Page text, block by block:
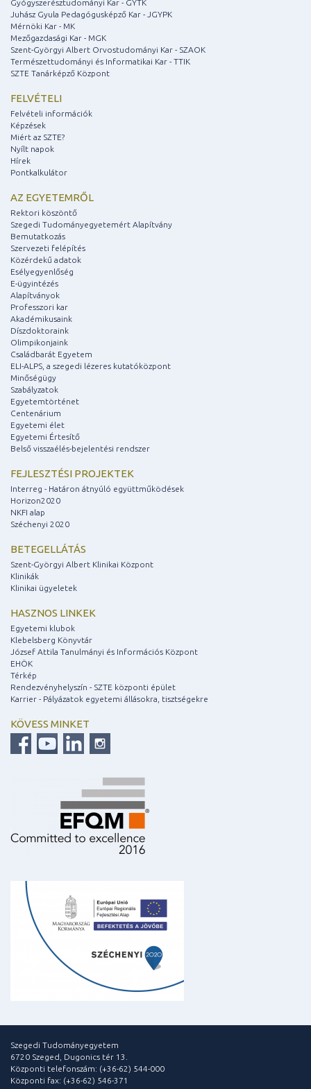
Gyógyszerésztudományi Kar - GYTK
Juhász Gyula Pedagógusképző Kar - JGYPK
Mérnöki Kar - MK
Mezőgazdasági Kar - MGK
Szent-Györgyi Albert Orvostudományi Kar - SZAOK
Természettudományi és Informatikai Kar - TTIK
SZTE Tanárképző Központ
FELVÉTELI
Felvételi információk
Képzések
Miért az SZTE?
Nyílt napok
Hírek
Pontkalkulátor
AZ EGYETEMRŐL
Rektori köszöntő
Szegedi Tudományegyetemért Alapítvány
Bemutatkozás
Szervezeti felépítés
Közérdekű adatok
Esélyegyenlőség
E-ügyintézés
Alapítványok
Professzori kar
Akadémikusaink
Díszdoktoraink
Olimpikonjaink
Családbarát Egyetem
ELI-ALPS, a szegedi lézeres kutatóközpont
Minőségügy
Szabályzatok
Egyetemtörténet
Centenárium
Egyetemi élet
Egyetemi Értesítő
Belső visszaélés-bejelentési rendszer
FEJLESZTÉSI PROJEKTEK
Interreg - Határon átnyúló együttműködések
Horizon2020
NKFI alap
Széchenyi 2020
BETEGELLÁTÁS
Szent-Györgyi Albert Klinikai Központ
Klinikák
Klinikai ügyeletek
HASZNOS LINKEK
Egyetemi klubok
Klebelsberg Könyvtár
József Attila Tanulmányi és Információs Központ
EHÖK
Térkép
Rendezvényhelyszín - SZTE központi épület
Karrier - Pályázatok egyetemi állásokra, tisztségekre
KÖVESS MINKET
Szegedi Tudományegyetem
6720 Szeged, Dugonics tér 13.
Központi telefonszám: (+36-62) 544-000
Központi fax: (+36-62) 546-371